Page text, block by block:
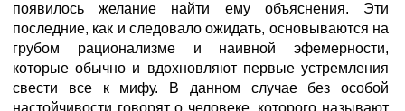
появилось желание найти ему объяснения. Эти
последние, как и следовало ожидать, основываются на
грубом рационализме и наивной эфемерности,
которые обычно и вдохновляют первые устремления
свести все к мифу. В данном случае без особой
настойчивости говорят о человеке, которого называют